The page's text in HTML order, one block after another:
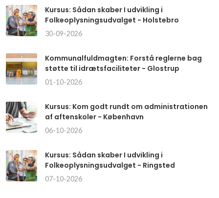
Kursus: Sådan skaber I udvikling i
Folkeoplysningsudvalget - Holstebro
30-09-2026
Kommunalfuldmagten: Forstå reglerne bag
støtte til idrætsfaciliteter - Glostrup
01-10-2026
Kursus: Kom godt rundt om administrationen
af aftenskoler - København
06-10-2026
Kursus: Sådan skaber I udvikling i
Folkeoplysningsudvalget - Ringsted
07-10-2026